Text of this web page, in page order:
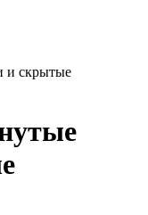
и скрытые